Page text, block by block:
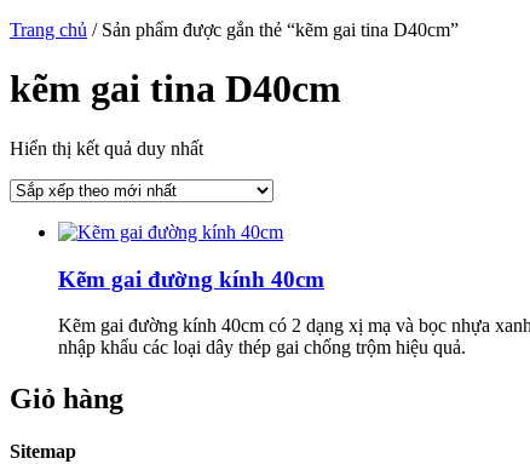
Trang chủ / Sản phẩm được gắn thẻ “kẽm gai tina D40cm”
kẽm gai tina D40cm
Hiển thị kết quả duy nhất
Kẽm gai đường kính 40cm
Kẽm gai đường kính 40cm có 2 dạng xị mạ và bọc nhựa
nhập khẩu các loại dây thép gai chống trộm hiệu quả.
Giỏ hàng
Sitemap